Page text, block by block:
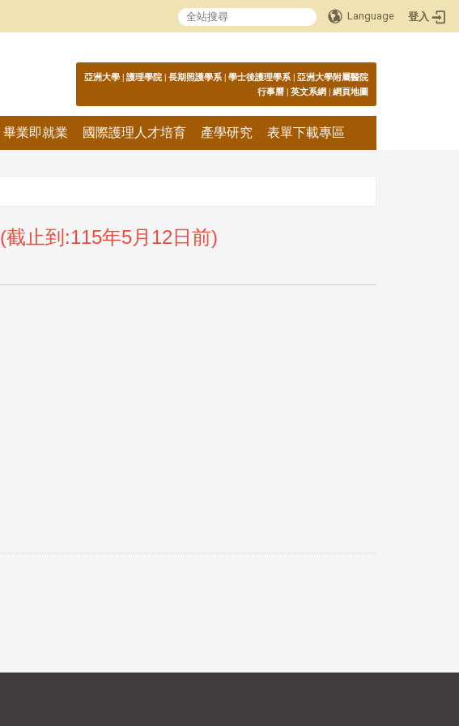
Language 登入
:::
亞洲大學 | 護理學院 | 長期照護學系 | 學士後護理學系 | 亞洲大學附屬醫院
行事曆 | 英文系網 | 網頁地圖
畢業即就業 國際護理人才培育 產學研究 表單下載專區
(截止到:115年5月12日前)